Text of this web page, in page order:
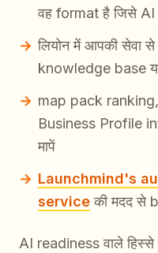
वह format है जिसे
लियोन में आपकी सेवा
knowledge base
map pack
Business Profile
मापें
Launchmind's
serviceकी मदद से
AI readiness वाले हिस्से